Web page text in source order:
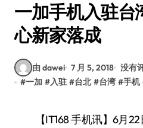
一加手机入驻台
心新家落成
由 dawei 7 月 5, 2018 没有
#一加 #入驻 #台北 #台湾 #手机
【IT168 手机讯】6月22日上午10:12，一加手机